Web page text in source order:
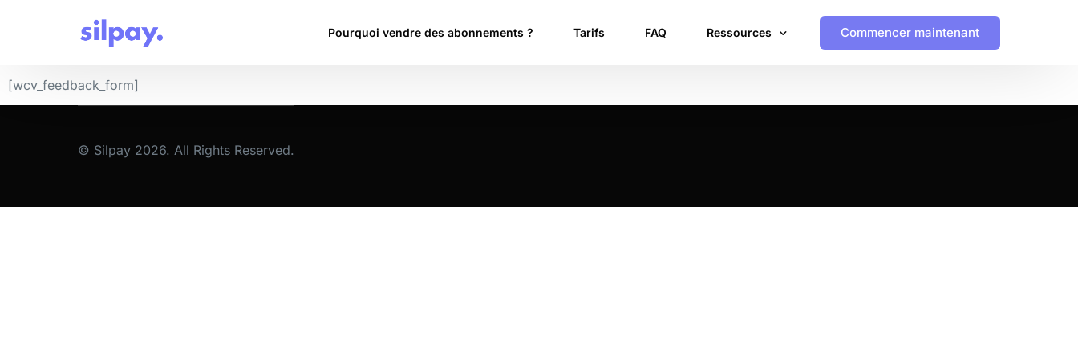
Pourquoi vendre des abonnements ? Tarifs FAQ Ressources Commencer maintenant
[wcv_feedback_form]
© Silpay 2026. All Rights Reserved.